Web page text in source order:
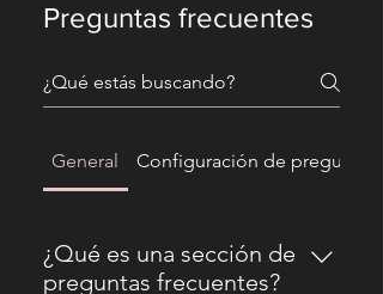
Preguntas frecuentes
General Configuración de preguntas
¿Qué es una sección de
preguntas frecuentes?